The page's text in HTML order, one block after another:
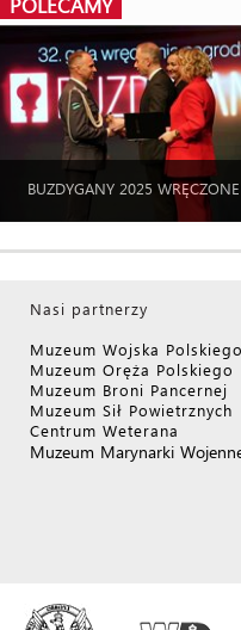
BUZDYGANY 2025 WRĘCZONE
Nasi partnerzy
Muzeum Wojska Polskiego
Muzeum Oręża Polskiego
Muzeum Broni Pancernej
Muzeum Sił Powietrznych
Centrum Weterana
Muzeum Marynarki